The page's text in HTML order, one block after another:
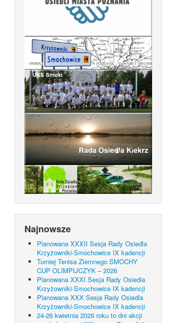
Najnowsze
Planowana XXXII Sesja Rady Osiedla
Krzyżowniki-Smochowice IX kadencji
Turniej Tenisa Ziemnego SMOCHY
CUP OLIMPIJCZYK – 2026
Planowana XXXI Sesja Rady Osiedla
Krzyżowniki-Smochowice IX kadencji
Planowana XXX Sesja Rady Osiedla
Krzyżowniki-Smochowice IX kadencji
24-26 kwietnia 2026 roku to dni akcji